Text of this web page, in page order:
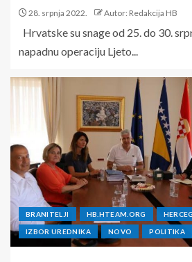
28. srpnja 2022. Autor: Redakcija HB
Hrvatske su snage od 25. do 30.
napadnu operaciju Ljeto...
BRANITELJI HB.HTEAM.ORG
IZBOR UREDNIKA NOVO POLITIKA